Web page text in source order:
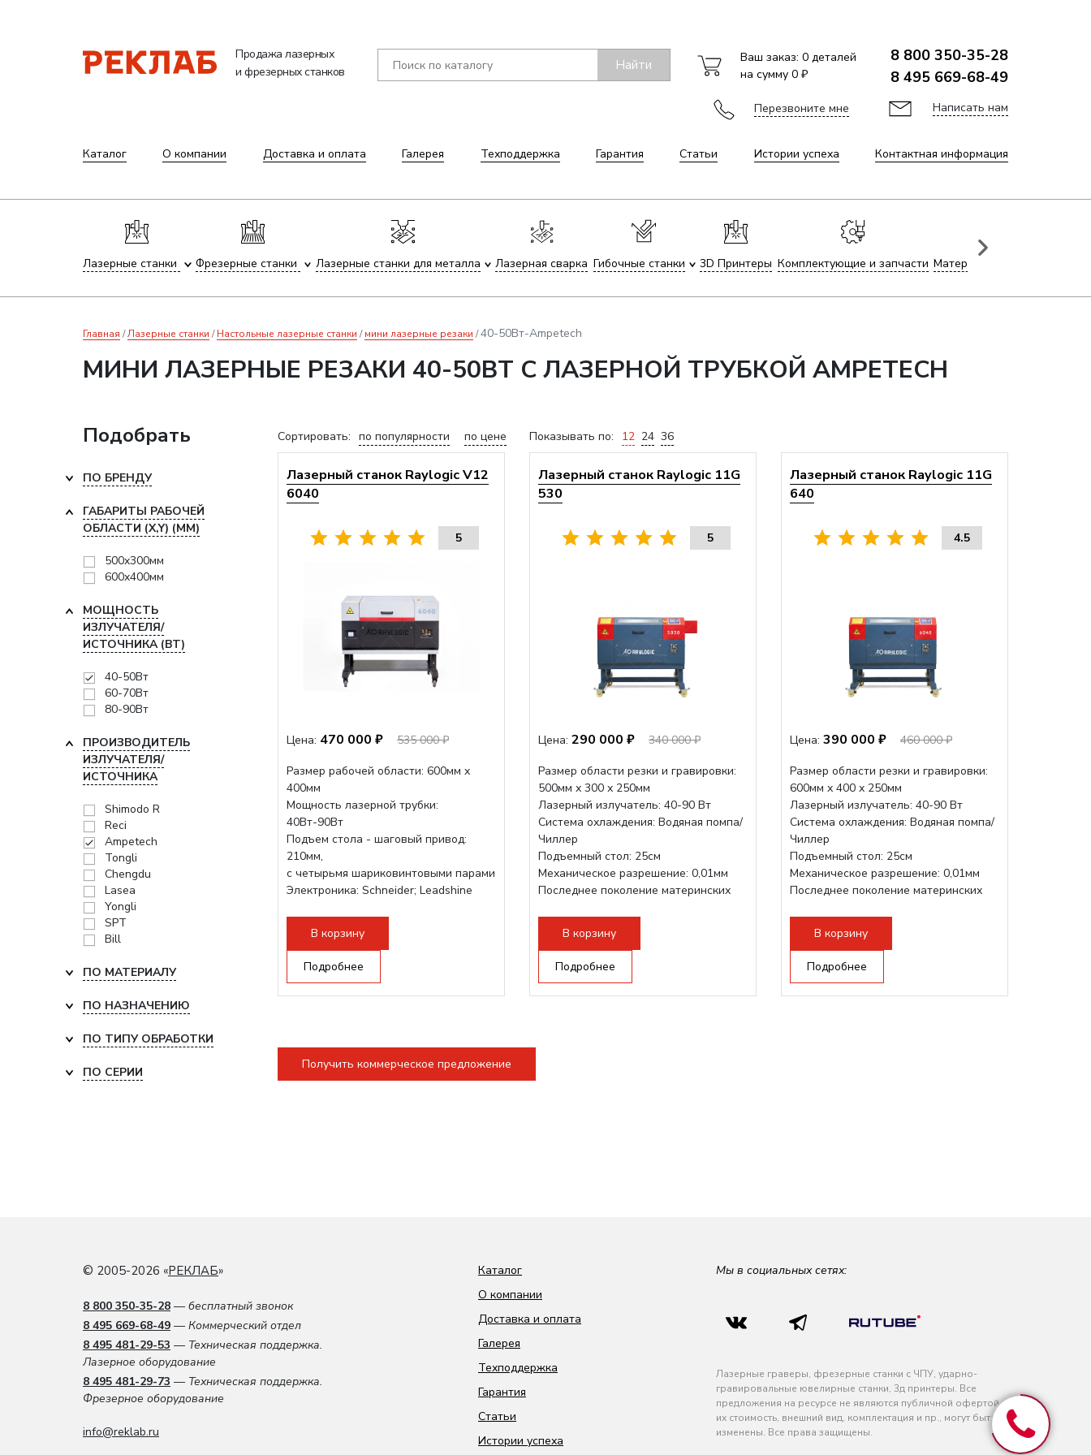
Продажа лазерных
и фрезерных станков
Найти Ваш заказ: 0деталей
на сумму 0 ₽
8 800 350-35-28
8 495 669-68-49
Перезвоните мне Написать нам
Каталог О компании Доставка и оплата Галерея Техподдержка Гарантия Статьи Истории успеха Контактная информация
Лазерные станки Фрезерные станки Лазерные станки для металла Лазерная сварка Гибочные станки 3D Принтеры Комплектующие и запчасти Материалы для лазерной
Главная Лазерные станки Настольные лазерные станки мини лазерные резаки 40-50Вт-Ampetech
МИНИ ЛАЗЕРНЫЕ РЕЗАКИ 40-50ВТ С ЛАЗЕРНОЙ ТРУБКОЙ AMPETECH
Сортировать: по популярности по цене Показывать по: 12 24 36
Лазерный станок Raylogic V12
6040
5
Цена: 470 000 ₽
535 000 ₽
Размер рабочей области: 600мм x
400мм
Мощность лазерной трубки:
40Вт-90Вт
Подъем стола - шаговый привод:
210мм,
с четырьмя шариковинтовыми парами
Электроника: Schneider; Leadshine
В корзину
Подробнее
Лазерный станок Raylogic 11G
530
5
Цена: 290 000 ₽
340 000 ₽
Размер области резки и гравировки:
500мм х 300 х 250мм
Лазерный излучатель: 40-90 Вт
Система охлаждения: Водяная помпа/
Чиллер
Подъемный стол: 25см
Механическое разрешение: 0,01мм
Последнее поколение материнских
В корзину
Подробнее
Лазерный станок Raylogic 11G
640
4.5
Цена: 390 000 ₽
460 000 ₽
Размер области резки и гравировки:
600мм х 400 х 250мм
Лазерный излучатель: 40-90 Вт
Система охлаждения: Водяная помпа/
Чиллер
Подъемный стол: 25см
Механическое разрешение: 0,01мм
Последнее поколение материнских
В корзину
Подробнее
Получить коммерческое предложение
Подобрать
ПО БРЕНДУ
ГАБАРИТЫ РАБОЧЕЙ
ОБЛАСТИ (X,Y) (ММ)
500x300мм
600x400мм
МОЩНОСТЬ
ИЗЛУЧАТЕЛЯ/
ИСТОЧНИКА (ВТ)
40-50Вт
60-70Вт
80-90Вт
ПРОИЗВОДИТЕЛЬ
ИЗЛУЧАТЕЛЯ/
ИСТОЧНИКА
Shimodo R
Reci
Ampetech
Tongli
Chengdu
Lasea
Yongli
SPT
Bill
ПО МАТЕРИАЛУ
ПО НАЗНАЧЕНИЮ
ПО ТИПУ ОБРАБОТКИ
ПО СЕРИИ
© 2005-2026 «РЕКЛАБ»
8 800 350-35-28 — бесплатный звонок
8 495 669-68-49 — Коммерческий отдел
8 495 481-29-53 — Техническая поддержка.
Лазерное оборудование
8 495 481-29-73 — Техническая поддержка.
Фрезерное оборудование
info@reklab.ru
Каталог
О компании
Доставка и оплата
Галерея
Техподдержка
Гарантия
Статьи
Истории успеха
Мы в социальных сетях:
Лазерные граверы, фрезерные станки с ЧПУ, ударно-
гравировальные ювелирные станки, 3д принтеры. Все
предложения на ресурсе не являются публичной офертой
их стоимость, внешний вид, комплектация и пр., могут быть
изменены. Все права защищены.